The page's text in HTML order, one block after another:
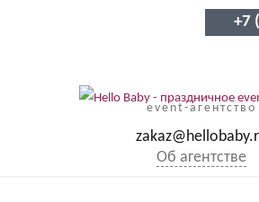
+7
event-агентство
Об агентстве